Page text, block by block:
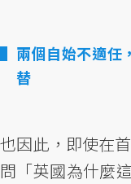
兩個自始不適任
替
也因此，即使在
問「英國為什麼